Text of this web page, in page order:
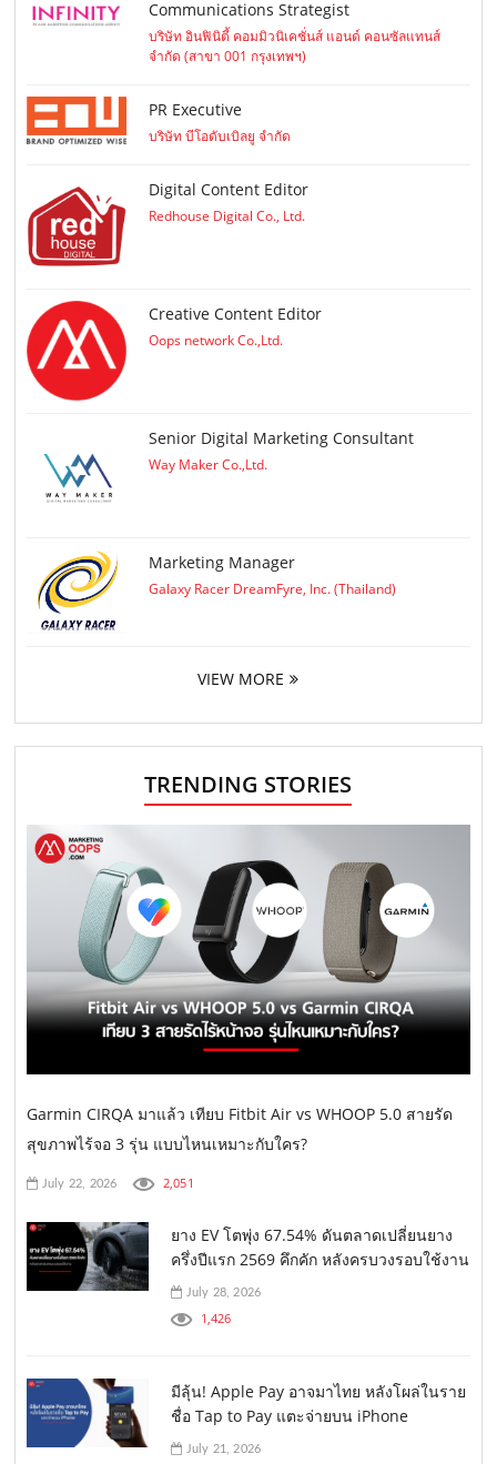
Communications Strategist
บริษัท อินฟินิตี้ คอมมิวนิเคชั่นส์ แอนด์ คอนซัลแทนส์
จำกัด (สาขา 001 กรุงเทพฯ)
PR Executive
บริษัท บีโอดับเบิลยู จำกัด
Digital Content Editor
Redhouse Digital Co., Ltd.
Creative Content Editor
Oops network Co.,Ltd.
Senior Digital Marketing Consultant
Way Maker Co.,Ltd.
Marketing Manager
Galaxy Racer DreamFyre, Inc. (Thailand)
VIEW MORE
TRENDING STORIES
Garmin CIRQA มาแล้ว เทียบ Fitbit Air vs WHOOP 5.0 สายรัด
สุขภาพไร้จอ 3 รุ่น แบบไหนเหมาะกับใคร?
July 22, 2026 2,051
ยาง EV โตพุ่ง 67.54% ดันตลาดเปลี่ยนยาง
ครึ่งปีแรก 2569 คึกคัก หลังครบวงรอบใช้งาน
July 28, 2026
1,426
มีลุ้น! Apple Pay อาจมาไทย หลังโผล่ในราย
ชื่อ Tap to Pay แตะจ่ายบน iPhone
July 21, 2026